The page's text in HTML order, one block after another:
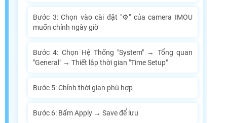
Bước 3: Chọn vào cài đặt "⚙" của camera IMOU
muốn chỉnh ngày giờ
Bước 4: Chọn Hệ Thống "System" → Tổng quan
"General" → Thiết lập thời gian "Time Setup"
Bước 5: Chỉnh thời gian phù hợp
Bước 6: Bấm Apply → Save để lưu